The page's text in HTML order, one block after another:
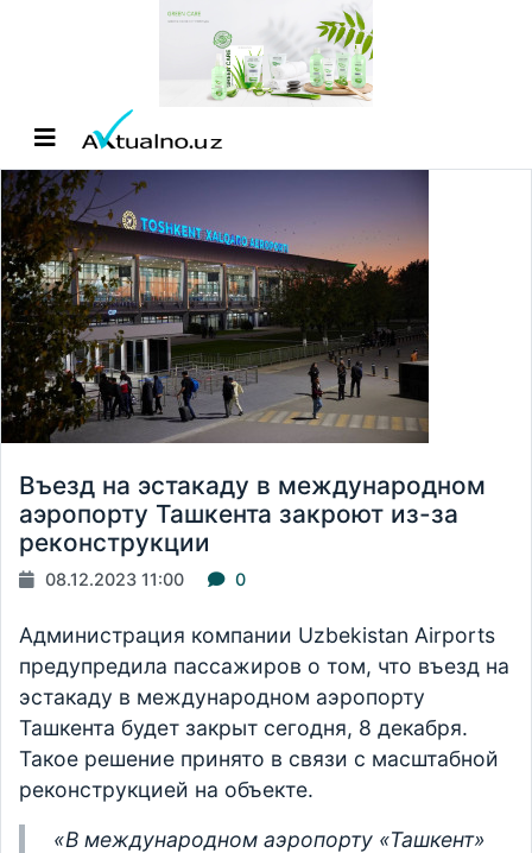
Въезд на эстакаду в международном
аэропорту Ташкента закроют из-за
реконструкции
08.12.2023 11:00 0
Администрация компании Uzbekistan Airports
предупредила пассажиров о том, что въезд на
эстакаду в международном аэропорту
Ташкента будет закрыт сегодня, 8 декабря.
Такое решение принято в связи с масштабной
реконструкцией на объекте.
«В международном аэропорту «Ташкент»